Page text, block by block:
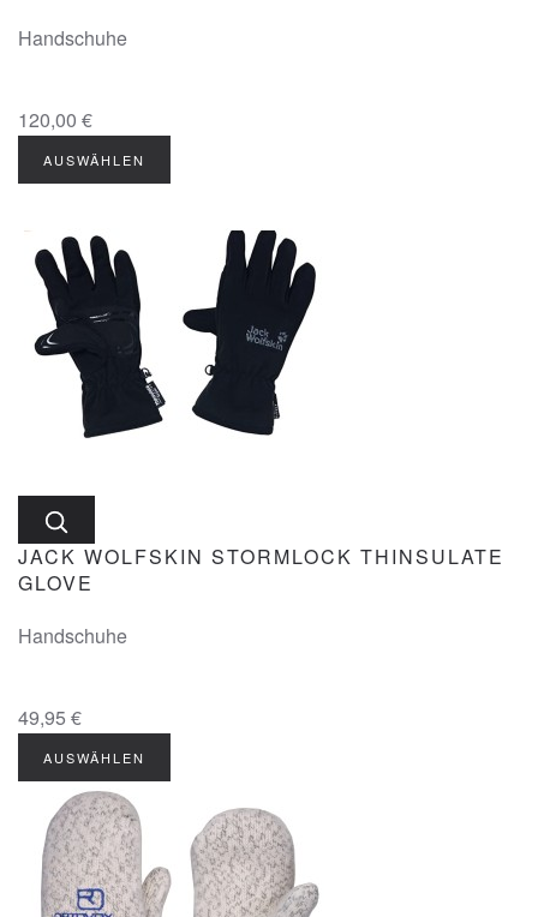
Handschuhe
120,00 €
AUSWÄHLEN
JACK WOLFSKIN STORMLOCK THINSULATE
GLOVE
Handschuhe
49,95 €
AUSWÄHLEN